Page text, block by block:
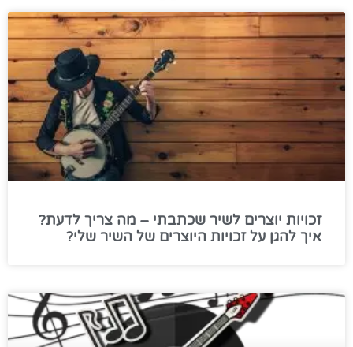
זכויות יוצרים לשיר שכתבתי – מה צריך לדעת?
איך להגן על זכויות היוצרים של השיר שלי?